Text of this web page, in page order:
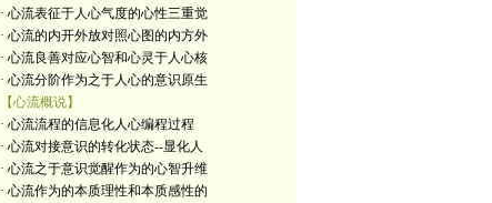
· 心流表征于人心气度的心性三重觉
· 心流的内开外放对照心图的内方外
· 心流良善对应心智和心灵于人心核
· 心流分阶作为之于人心的意识原生
【心流概说】
· 心流流程的信息化人心编程过程
· 心流对接意识的转化状态--显化人
· 心流之于意识觉醒作为的心智升维
· 心流作为的本质理性和本质感性的